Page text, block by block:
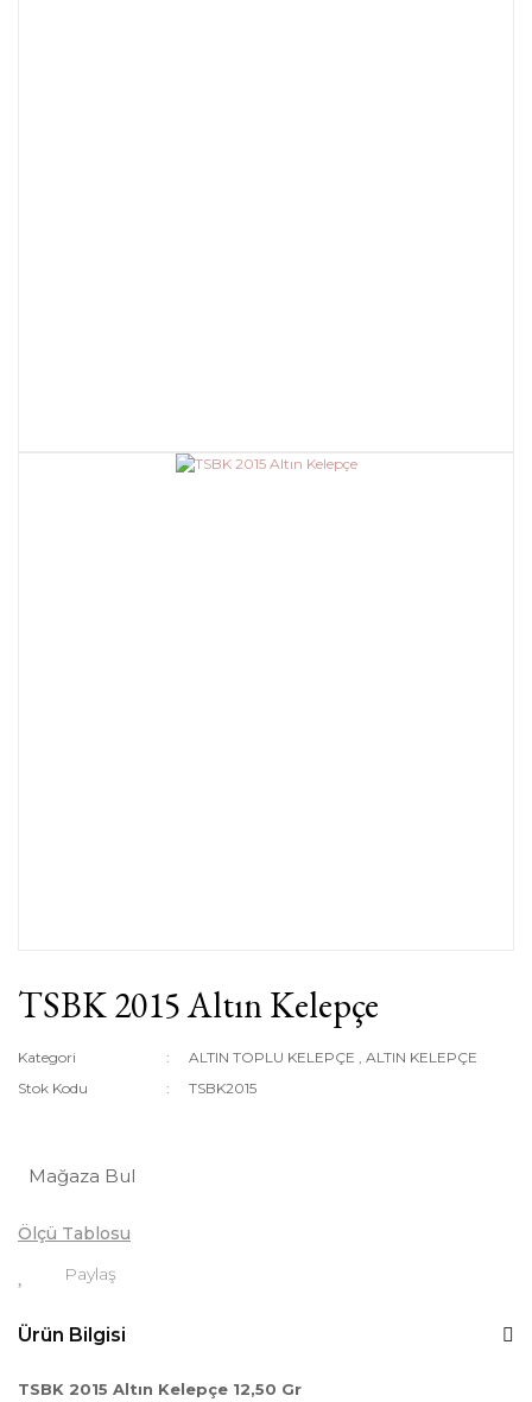
TSBK 2015 Altın Kelepçe
Kategori ALTIN TOPLU KELEPÇE ,ALTIN KELEPÇE
Stok Kodu
TSBK2015
Mağaza Bul
Ölçü Tablosu
Paylaş
Ürün Bilgisi
TSBK 2015 Altın Kelepçe 12,50 Gr